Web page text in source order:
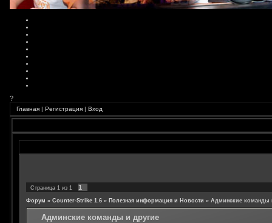
?
Главная | Регистрация | Вход
Страница 1 из 1 1
Форум » Counter-Strike 1.6 » Полезная информация и Новости » Админские команды
Админские команды и другие